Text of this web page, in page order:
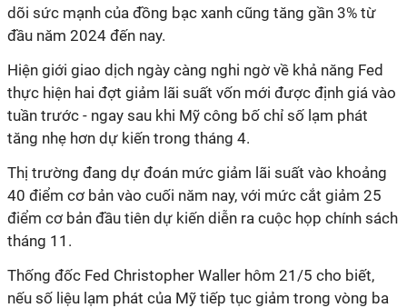
dõi sức mạnh của đồng bạc xanh cũng tăng gần 3% từ
đầu năm 2024 đến nay.
Hiện giới giao dịch ngày càng nghi ngờ về khả năng Fed
thực hiện hai đợt giảm lãi suất vốn mới được định giá vào
tuần trước - ngay sau khi Mỹ công bố chỉ số lạm phát
tăng nhẹ hơn dự kiến trong tháng 4.
Thị trường đang dự đoán mức giảm lãi suất vào khoảng
40 điểm cơ bản vào cuối năm nay, với mức cắt giảm 25
điểm cơ bản đầu tiên dự kiến diễn ra cuộc họp chính sách
tháng 11.
Thống đốc Fed Christopher Waller hôm 21/5 cho biết,
nếu số liệu lạm phát của Mỹ tiếp tục giảm trong vòng ba